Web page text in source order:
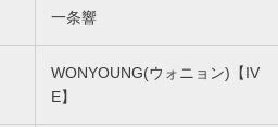
一条響
WONYOUNG(ウォニョン)【IV
E】